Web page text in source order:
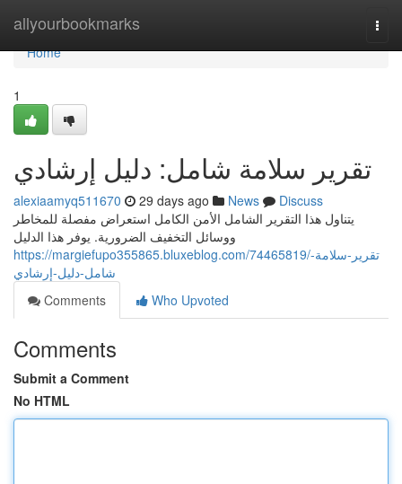
allyourbookmarks
Home
Home
1
تقرير سلامة شامل: دليل إرشادي
alexiaamyq511670 29 days ago News
Discuss
يتناول هذا التقرير الشامل الأمن الكامل استعراض مفصلة للمخاطر
ووسائل التخفيف الضرورية. يوفر هذا الدليل
https://margiefupo355865.bluxeblog.com/74465819/تقرير-سلامة-
شامل-دليل-إرشادي
Comments
Who Upvoted
Comments
Submit a Comment
No HTML